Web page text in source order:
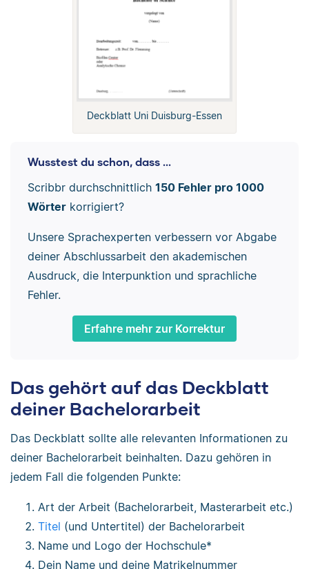
Deckblatt Uni Duisburg-Essen
Wusstest du schon, dass ...
Scribbr durchschnittlich 150 Fehler pro 1000
Wörterkorrigiert?
Unsere Sprachexperten verbessern vor Abgabe
deiner Abschlussarbeit den akademischen
Ausdruck, die Interpunktion und sprachliche
Fehler.
Erfahre mehr zur Korrektur
Das gehört auf das Deckblatt
deiner Bachelorarbeit
Das Deckblatt sollte alle relevanten Informationen zu
deiner Bachelorarbeit beinhalten. Dazu gehören in
jedem Fall die folgenden Punkte:
Art der Arbeit (Bachelorarbeit, Masterarbeit etc.)
Titel (und Untertitel) der Bachelorarbeit
Name und Logo der Hochschule*
Dein Name und deine Matrikelnummer